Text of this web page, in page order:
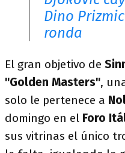
Dino
ronda
El gran objetivo de
"Golden Masters",
solo le pertenece a
domingo en el Foro
sus vitrinas el único